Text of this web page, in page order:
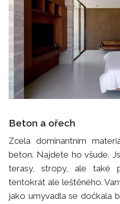
Beton a ořech
Zcela dominantním
beton. Najdete ho všude.
terasy, stropy, ale také
tentokrát ale leštěného.
jako umyvadla se dočkala